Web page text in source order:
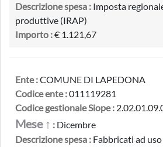
Descrizione spesa : Imposta
produttive (IRAP)
Importo :€ 1.121,67
Ente :COMUNE DI LAPEDONA
Codice ente :011119281
Codice gestionale Siope :
Mese ↑ : Dicembre
Descrizione spesa : Fabbricati ad